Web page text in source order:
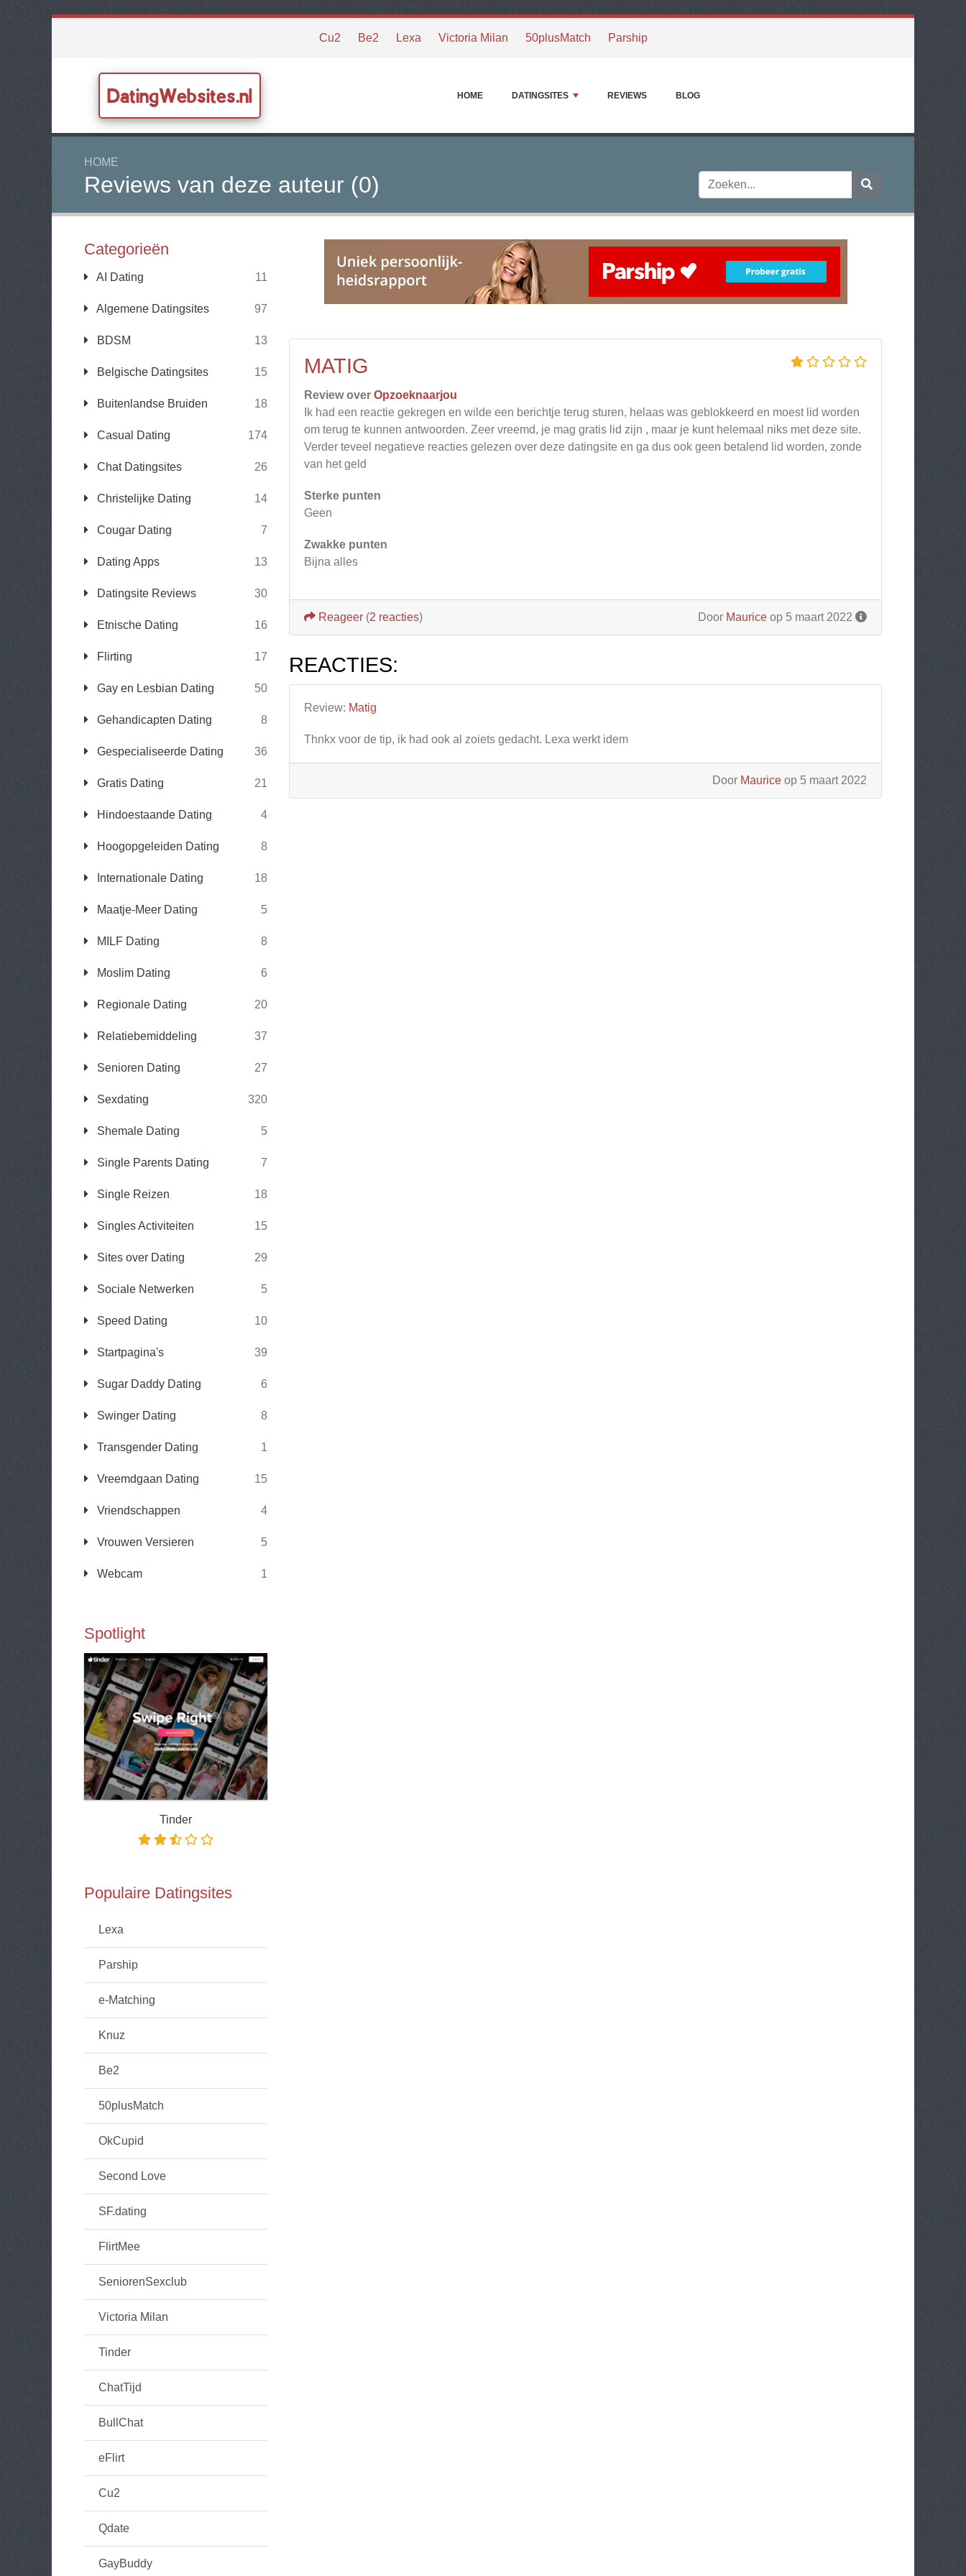
Cu2 Be2 Lexa Victoria Milan 50plusMatch Parship
DatingWebsites.nl HOME DATINGSITES REVIEWS BLOG
HOME
Reviews van deze auteur (0)
Categorieën
AI Dating 11
Algemene Datingsites 97
BDSM 13
Belgische Datingsites 15
Buitenlandse Bruiden 18
Casual Dating 174
Chat Datingsites 26
Christelijke Dating 14
Cougar Dating 7
Dating Apps 13
Datingsite Reviews 30
Etnische Dating 16
Flirting 17
Gay en Lesbian Dating 50
Gehandicapten Dating 8
Gespecialiseerde Dating 36
Gratis Dating 21
Hindoestaande Dating 4
Hoogopgeleiden Dating 8
Internationale Dating 18
Maatje-Meer Dating 5
MILF Dating 8
Moslim Dating 6
Regionale Dating 20
Relatiebemiddeling 37
Senioren Dating 27
Sexdating 320
Shemale Dating 5
Single Parents Dating 7
Single Reizen 18
Singles Activiteiten 15
Sites over Dating 29
Sociale Netwerken 5
Speed Dating 10
Startpagina's 39
Sugar Daddy Dating 6
Swinger Dating 8
Transgender Dating 1
Vreemdgaan Dating 15
Vriendschappen 4
Vrouwen Versieren 5
Webcam 1
Spotlight
Tinder
Populaire Datingsites
Lexa
Parship
e-Matching
Knuz
Be2
50plusMatch
OkCupid
Second Love
SF.dating
FlirtMee
SeniorenSexclub
Victoria Milan
Tinder
ChatTijd
BullChat
eFlirt
Cu2
Qdate
GayBuddy
MATIG
Review over Opzoeknaarjou
Ik had een reactie gekregen en wilde een berichtje terug sturen, helaas was geblokkeerd en moest lid worden
om terug te kunnen antwoorden. Zeer vreemd, je mag gratis lid zijn , maar je kunt helemaal niks met deze site.
Verder teveel negatieve reacties gelezen over deze datingsite en ga dus ook geen betalend lid worden, zonde
van het geld
Sterke punten
Geen
Zwakke punten
Bijna alles
Door Maurice op 5 maart 2022
Reageer (2 reacties)
REACTIES:
Review: Matig
Thnkx voor de tip, ik had ook al zoiets gedacht. Lexa werkt idem
Door Maurice op 5 maart 2022